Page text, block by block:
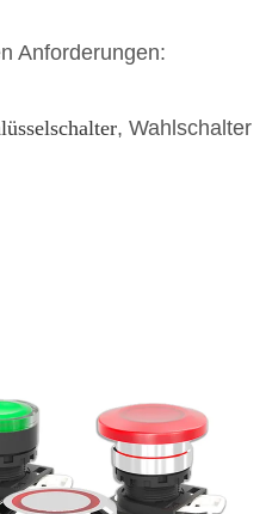
Anforderungen:
, Wahlschalter